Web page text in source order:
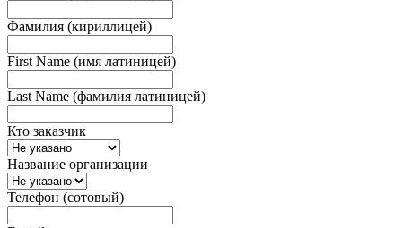
Фамилия (кириллицей)
First Name (имя латиницей)
Last Name (фамилия латиницей)
Кто заказчик
Название организации
Телефон (сотовый)